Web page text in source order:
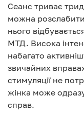
Сеанс триває
можна
нього
МТД. Висока
набагато
звичайних
стимуляції не
жінка може
справ.